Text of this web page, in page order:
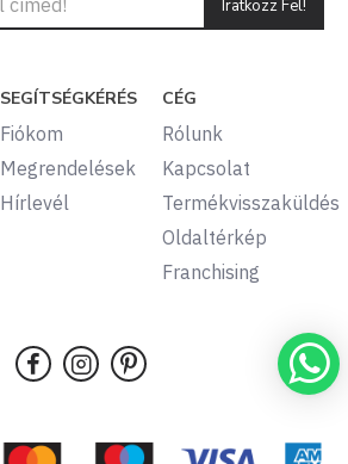
Iratkozz Fel!
SEGÍTSÉGKÉRÉS
Fiókom
Megrendelések
Hírlevél
CÉG
Rólunk
Kapcsolat
Termékvisszaküldés
Oldaltérkép
Franchising